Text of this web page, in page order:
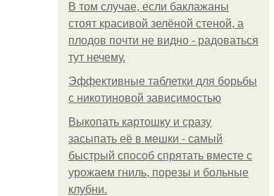
В том случае, если баклажаны
стоят красивой зелёной стеной, а
плодов почти не видно - радоваться
тут нечему.
Эффективные таблетки для борьбы
с никотиновой зависимостью
Выкопать картошку и сразу
засыпать её в мешки - самый
быстрый способ спрятать вместе с
урожаем гниль, порезы и больные
клубни.